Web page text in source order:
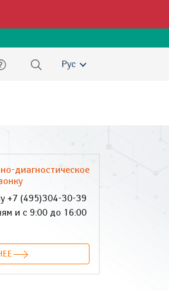
Русский
диагностическое
+7 (495)304-30-39
и с 9:00 до 16:00